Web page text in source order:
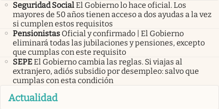
Seguridad SocialEl Gobierno lo hace oficial. Los
mayores de 50 años tienen acceso a dos ayudas a la vez
si cumplen estos requisitos
Pensionistas Oficial y confirmado | El Gobierno
eliminará todas las jubilaciones y pensiones, excepto
que cumplas con este requisito
SEPEEl Gobierno cambia las reglas. Si viajas al
extranjero, adiós subsidio por desempleo: salvo que
cumplas con esta condición
Actualidad